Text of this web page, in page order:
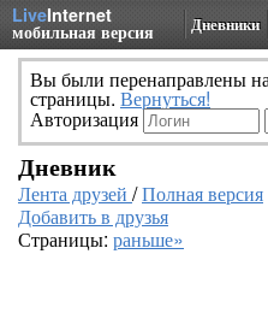
LiveInternet
мобильная версия Дневники
Вы были перенаправлены
страницы. Вернуться!
Авторизация
Дневник
Лента друзей /Полная версия
Добавить в друзья
Страницы: раньше»